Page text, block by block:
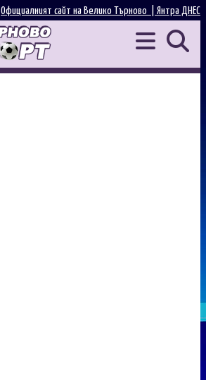
Янтра ДНЕС
Официалният сайт на Велико Търново |